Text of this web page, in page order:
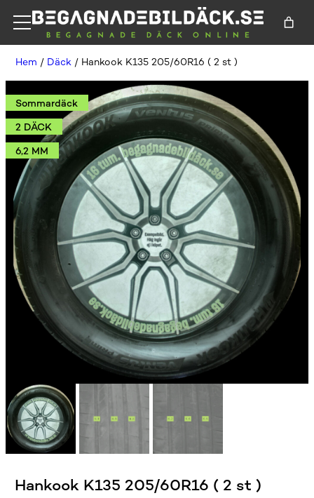
Hem / Däck / Hankook K135 205/60R16 ( 2 st )
Sommardäck
2 DÄCK
6,2 MM
Hankook K135 205/60R16 ( 2 st )